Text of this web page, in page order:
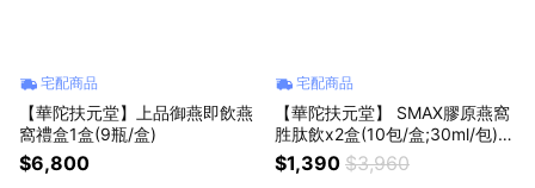
宅配商品
【華陀扶元堂】上品御燕即飲燕
窩禮盒1盒(9瓶/盒)
$6,800
宅配商品
【華陀扶元堂】 SMAX膠原燕窩
胜肽飲x2盒(10包/盒;30ml/包)膠
原蛋白/送禮/無齡感的秘密-效期:
115.09
$1,390 $3,960